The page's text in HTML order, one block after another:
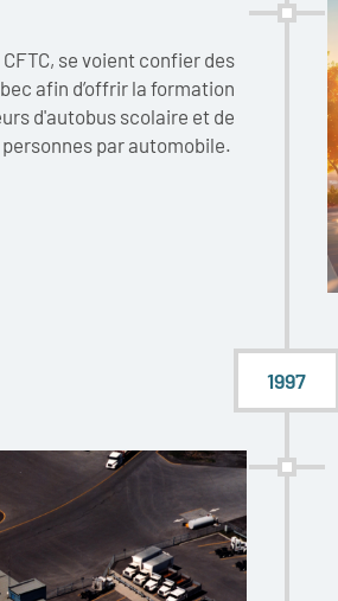
se voient confier des
afin d’offrir la formation
d'autobus scolaire et de
par automobile.
1997